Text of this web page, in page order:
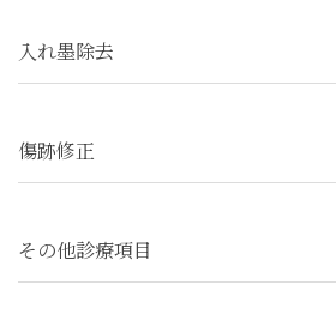
入れ墨除去
傷跡修正
その他診療項目